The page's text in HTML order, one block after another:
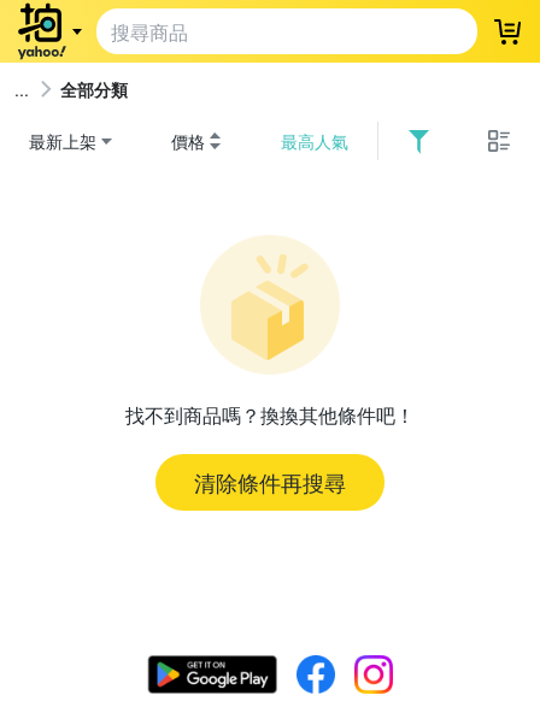
登
全部分類
最新上架 價格 最高人氣
找不到商品嗎？換換其他條件吧！
清除條件再搜尋